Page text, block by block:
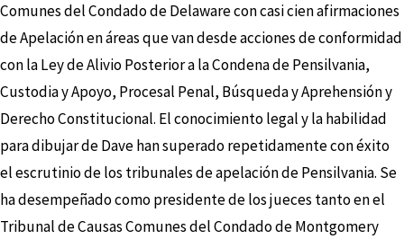
Comunes del Condado de Delaware con casi cien afirmaciones
de Apelación en áreas que van desde acciones de conformidad
con la Ley de Alivio Posterior a la Condena de Pensilvania,
Custodia y Apoyo, Procesal Penal, Búsqueda y Aprehensión y
Derecho Constitucional. El conocimiento legal y la habilidad
para dibujar de Dave han superado repetidamente con éxito
el escrutinio de los tribunales de apelación de Pensilvania. Se
ha desempeñado como presidente de los jueces tanto en el
Tribunal de Causas Comunes del Condado de Montgomery